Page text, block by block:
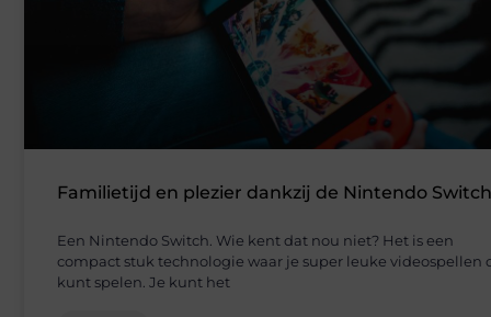
Familietijd en plezier dankzij de Nintendo Switch
Een Nintendo Switch. Wie kent dat nou niet? Het is een
compact stuk technologie waar je super leuke videospellen
kunt spelen. Je kunt het